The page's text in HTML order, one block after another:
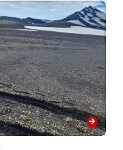
arrow_forward